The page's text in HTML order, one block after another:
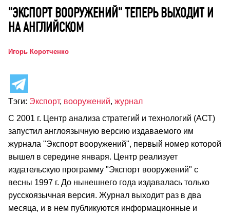
"ЭКСПОРТ ВООРУЖЕНИЙ" ТЕПЕРЬ ВЫХОДИТ И
НА АНГЛИЙСКОМ
Игорь Коротченко
Тэги: Экспорт, вооружений, журнал
С 2001 г. Центр анализа стратегий и технологий (АСТ)
запустил англоязычную версию издаваемого им
журнала "Экспорт вооружений", первый номер которой
вышел в середине января. Центр реализует
издательскую программу "Экспорт вооружений" с
весны 1997 г. До нынешнего года издавалась только
русскоязычная версия. Журнал выходит раз в два
месяца, и в нем публикуются информационные и